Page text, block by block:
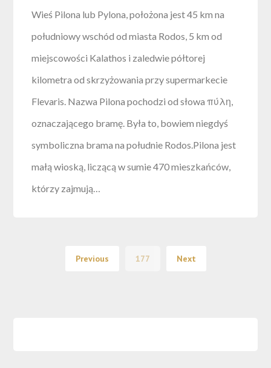
Wieś Pilona lub Pylona, położona jest 45 km na
południowy wschód od miasta Rodos, 5 km od
miejscowości Kalathos i zaledwie półtorej
kilometra od skrzyżowania przy supermarkecie
Flevaris. Nazwa Pilona pochodzi od słowa πύλη,
oznaczającego bramę. Była to, bowiem niegdyś
symboliczna brama na południe Rodos.Pilona jest
małą wioską, liczącą w sumie 470 mieszkańców,
którzy zajmują…
Previous 177 Next